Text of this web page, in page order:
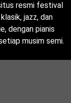
resmi festival
jazz, dan
dengan pianis
musim semi.